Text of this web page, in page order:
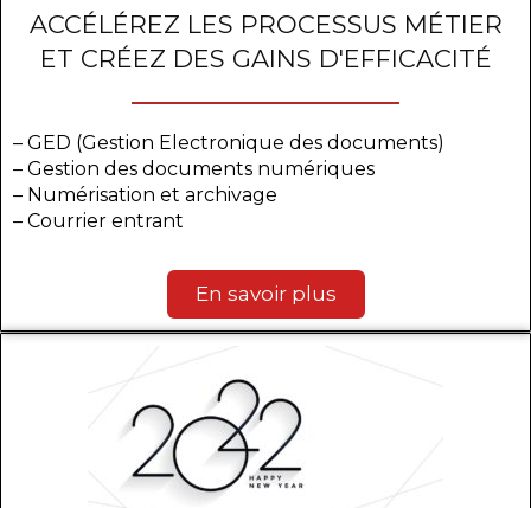
ACCÉLÉREZ LES PROCESSUS MÉTIER
ET CRÉEZ DES GAINS D'EFFICACITÉ
– GED (Gestion Electronique des documents)
– Gestion des documents numériques
– Numérisation et archivage
– Courrier entrant
En savoir plus